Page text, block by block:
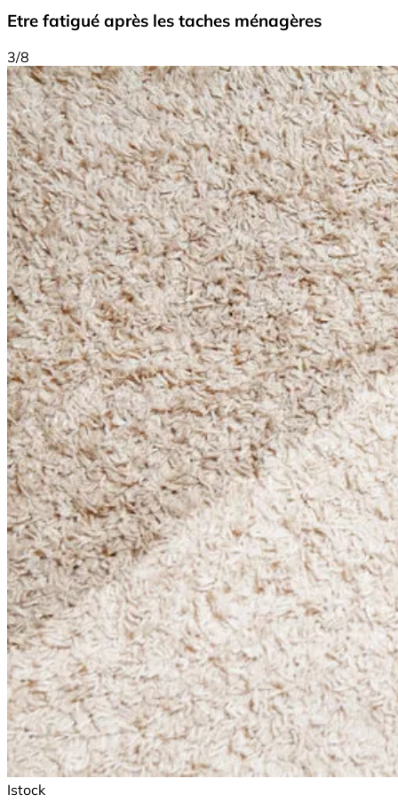
Etre fatigué après les taches ménagères
3/8
Istock